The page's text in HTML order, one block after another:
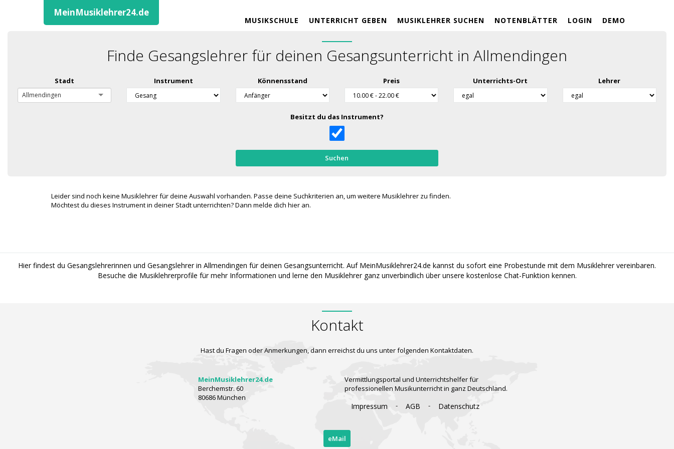
MeinMusiklehrer24.de
MUSIKSCHULE UNTERRICHT GEBEN MUSIKLEHRER SUCHEN NOTENBLÄTTER LOGIN DEMO
Finde Gesangslehrer für deinen Gesangsunterricht in Allmendingen
Stadt
Allmendingen
Instrument Könnensstand Preis Unterrichts-Ort Lehrer
Besitzt du das Instrument?
Suchen
Leider sind noch keine Musiklehrer für deine Auswahl vorhanden. Passe deine Suchkriterien an, um weitere Musiklehrer zu finden.
Möchtest du dieses Instrument in deiner Stadt unterrichten? Dann melde dich hier an.
Hier findest du Gesangslehrerinnen und Gesangslehrer in Allmendingen für deinen Gesangsunterricht. Auf MeinMusiklehrer24.de kannst du sofort eine Probestunde mit dem Musiklehrer vereinbaren.
Besuche die Musiklehrerprofile für mehr Informationen und lerne den Musiklehrer ganz unverbindlich über unsere kostenlose Chat-Funktion kennen.
Kontakt
Hast du Fragen oder Anmerkungen, dann erreichst du uns unter folgenden Kontaktdaten.
MeinMusiklehrer24.de
Berchemstr. 60
80686 München
Vermittlungsportal und Unterrichtshelfer für
professionellen Musikunterricht in ganz Deutschland.
Impressum - AGB - Datenschutz
eMail